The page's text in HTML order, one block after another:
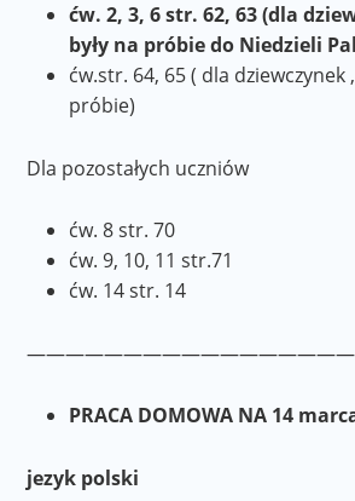
ćw. 2, 3, 6 str. 62, 63 (dla
były na próbie do Niedzieli
ćw.str. 64, 65 ( dla dziewczynek
próbie)
Dla pozostałych uczniów
ćw. 8 str. 70
ćw. 9, 10, 11 str.71
ćw. 14 str. 14
PRACA DOMOWA NA 14
jezyk polski